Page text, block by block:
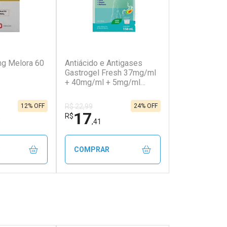
Melora 60
12% OFF
Antiácido e Antigases
Gastrogel Fresh 37mg/ml
+ 40mg/ml + 5mg/ml
R$ 22,99
R$17,41
24% OFF
COMPRAR